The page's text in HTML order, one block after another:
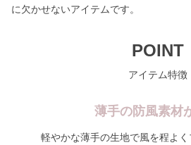
に欠かせないアイテムです。
POINT
アイテム特徴
薄手の防風素材
軽やかな薄手の生地で風を程よ